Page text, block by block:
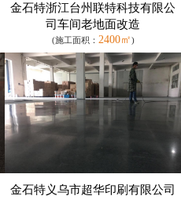
金石特浙江台州联特科技有限公
司车间老地面改造
(施工面积： 2400㎡)
金石特义乌市超华印刷有限公司